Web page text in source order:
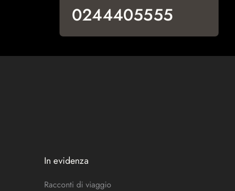
0244405555
In evidenza
Racconti di viaggio